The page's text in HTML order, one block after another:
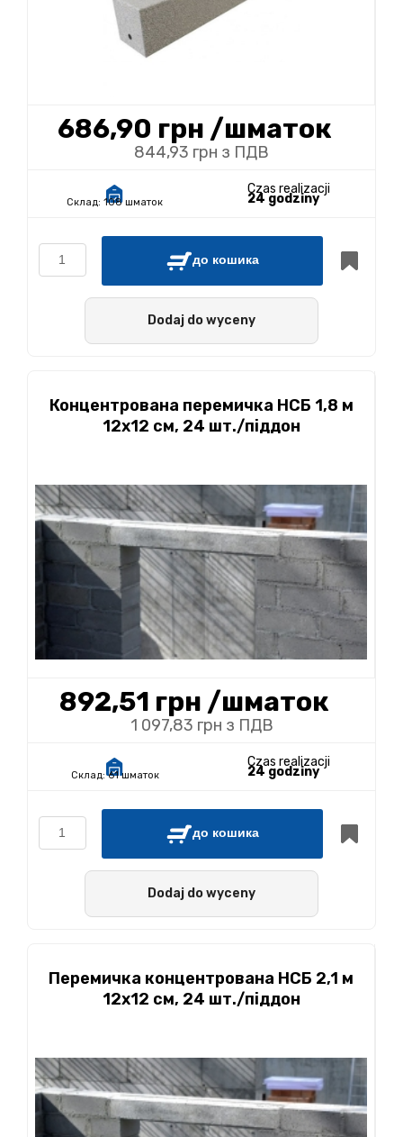
686,90 грн /шматок
844,93 грн з ПДВ
Склад: 108 шматок
Czas realizacji
24 godziny
до кошика
Dodaj do wyceny
Концентрована перемичка НСБ 1,8 м
12х12 см, 24 шт./піддон
892,51 грн /шматок
1 097,83 грн з ПДВ
Склад: 61 шматок
Czas realizacji
24 godziny
до кошика
Dodaj do wyceny
Перемичка концентрована НСБ 2,1 м
12х12 см, 24 шт./піддон